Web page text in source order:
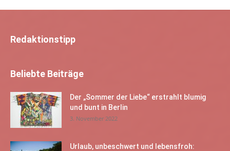
Redaktionstipp
Beliebte Beiträge
Der „Sommer der Liebe“ erstrahlt blumig
und bunt in Berlin
3. November 2022
Urlaub, unbeschwert und lebensfroh: